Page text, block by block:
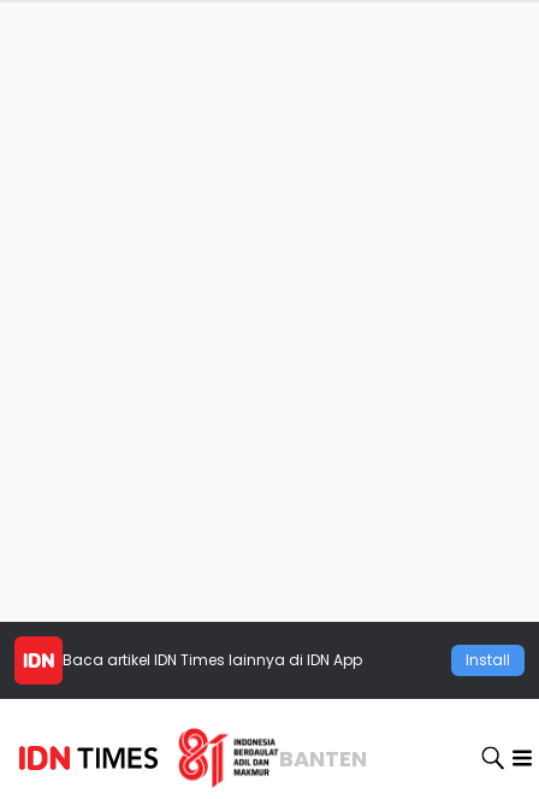
Baca artikel IDN Times lainnya di IDN App Install
BANTEN